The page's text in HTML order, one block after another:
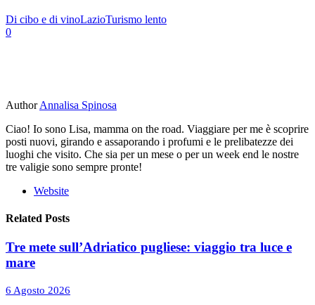
Di cibo e di vinoLazioTurismo lento
0
Author Annalisa Spinosa
Ciao! Io sono Lisa, mamma on the road. Viaggiare per me è scoprire
posti nuovi, girando e assaporando i profumi e le prelibatezze dei
luoghi che visito. Che sia per un mese o per un week end le nostre
tre valigie sono sempre pronte!
Website
Related Posts
Tre mete sull’Adriatico pugliese: viaggio tra luce e
mare
6 Agosto 2026